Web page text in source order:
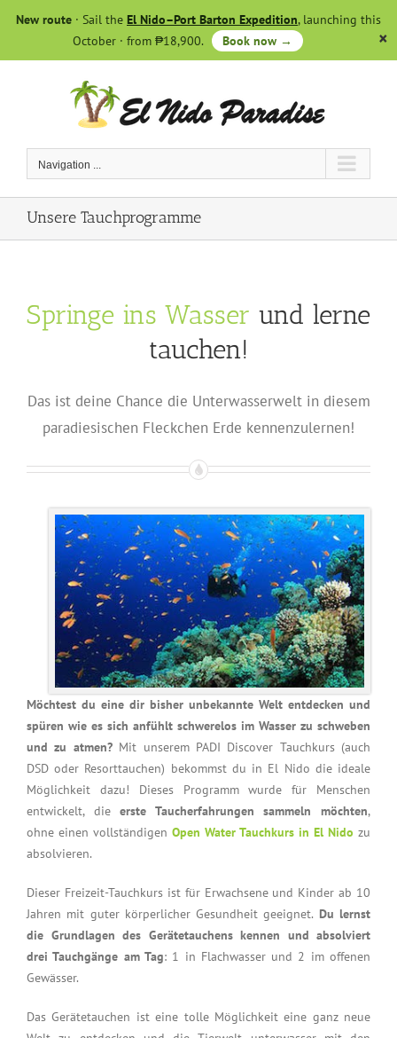
New route · Sail the El Nido–Port Barton Expedition, launching this
October · from ₱18,900.
Book now →
Navigation ...
Unsere Tauchprogramme
Springe ins Wasser und lerne
tauchen!
Das ist deine Chance die Unterwasserwelt in diesem
paradiesischen Fleckchen Erde kennenzulernen!
Möchtest du eine dir bisher unbekannte Welt entdecken und
spüren wie es sich anfühlt schwerelos im Wasser zu schweben
und zu atmen?Mit unserem PADI Discover Tauchkurs (auch
DSD oder Resorttauchen) bekommst du in El Nido die ideale
Möglichkeit dazu! Dieses Programm wurde für Menschen
entwickelt, dieerste Taucherfahrungen sammeln möchten,
ohne einen vollständigen Open Water Tauchkurs in El Nido zu
absolvieren.
Dieser Freizeit-Tauchkurs ist für Erwachsene und Kinder ab 10
Jahren mit guter körperlicher Gesundheit geeignet. Du lernst
die Grundlagen des Gerätetauchens kennen und absolviert
drei Tauchgänge am Tag: 1 in Flachwasser und 2 im offenen
Gewässer.
Das Gerätetauchen ist eine tolle Möglichkeit eine ganz neue